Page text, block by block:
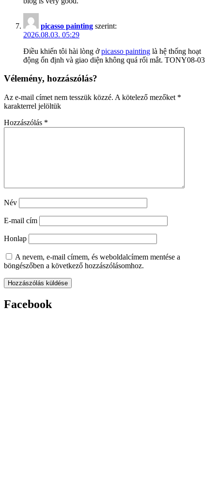
picasso painting szerint:
2026.08.03. 05:29
Điều khiến tôi hài lòng ởpicasso painting là hệ thống hoạt
động ổn định và giao diện không quá rối mắt. TONY08-03
Vélemény, hozzászólás?
Az e-mail címet nem tesszük közzé. A kötelező mezőket *
karakterrel jelöltük
Hozzászólás *
Név
E-mail cím
Honlap
A nevem, e-mail címem, és weboldalcímem mentése a
böngészőben a következő hozzászólásomhoz.
Facebook